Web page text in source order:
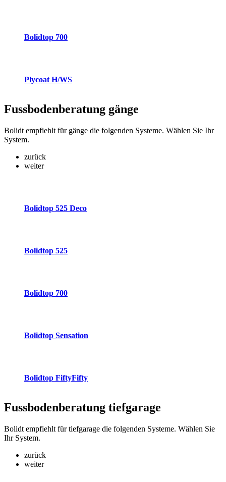
Bolidtop 700
Plycoat H/WS
Fussbodenberatung gänge
Bolidt empfiehlt für gänge die folgenden Systeme. Wählen Sie Ihr
System.
zurück
weiter
Bolidtop 525 Deco
Bolidtop 525
Bolidtop 700
Bolidtop Sensation
Bolidtop FiftyFifty
Fussbodenberatung tiefgarage
Bolidt empfiehlt für tiefgarage die folgenden Systeme. Wählen Sie
Ihr System.
zurück
weiter